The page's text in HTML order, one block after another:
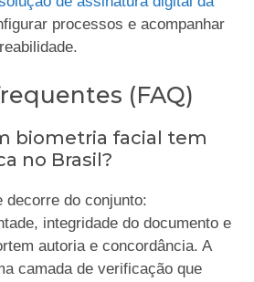
processos e acompanhar
(FAQ)
biometria facial tem
no Brasil?
decorre do conjunto:
integridade do documento e
autoria e concordância. A
camada de verificação que